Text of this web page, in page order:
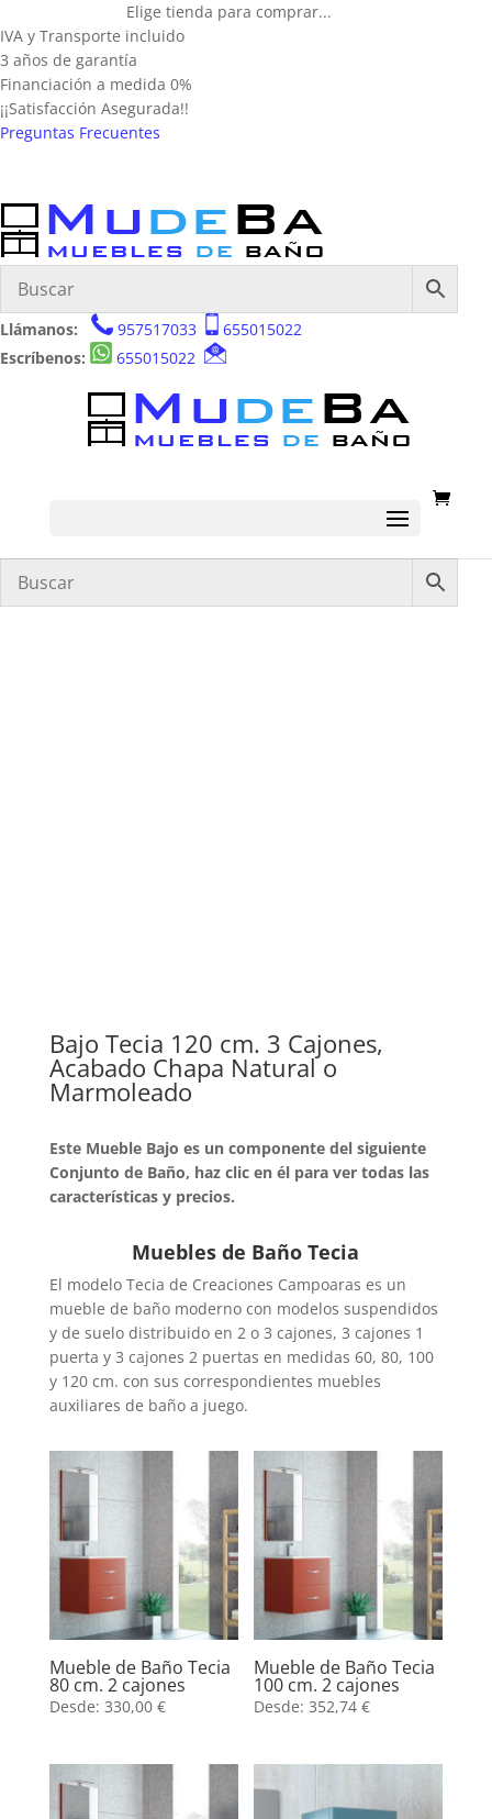
Elige tienda para comprar...
IVA y Transporte incluido
3 años de garantía
Financiación a medida 0%
¡¡Satisfacción Asegurada!!
Preguntas Frecuentes
Llámanos: 957517033
655015022
Escríbenos:
655015022
Bajo Tecia 120 cm. 3 Cajones,
Acabado Chapa Natural o
Marmoleado
Este Mueble Bajo es un componente del siguiente
Conjunto de Baño, haz clic en él para ver todas las
características y precios.
Muebles de Baño Tecia
El modelo Tecia de Creaciones Campoaras es un
mueble de baño moderno con modelos suspendidos
y de suelo distribuido en 2 o 3 cajones, 3 cajones 1
puerta y 3 cajones 2 puertas en medidas 60, 80, 100
y 120 cm. con sus correspondientes muebles
auxiliares de baño a juego.
Mueble de Baño Tecia
80 cm. 2 cajones
Desde: 330,00 €
Mueble de Baño Tecia
100 cm. 2 cajones
Desde:352,74€